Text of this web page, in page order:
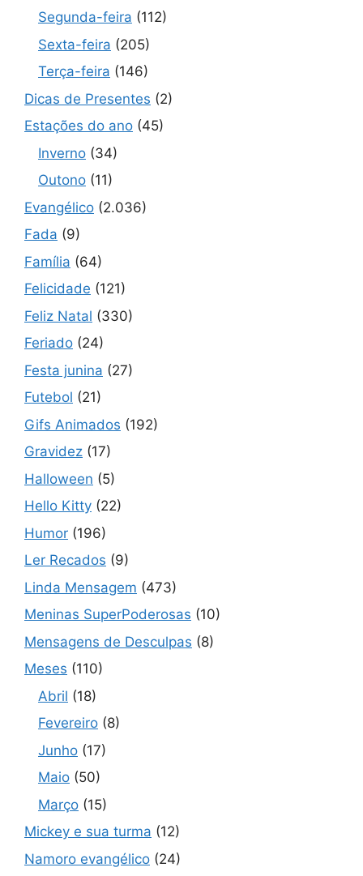
Segunda-feira (112)
Sexta-feira (205)
Terça-feira (146)
Dicas de Presentes (2)
Estações do ano (45)
Inverno (34)
Outono (11)
Evangélico (2.036)
Fada (9)
Família (64)
Felicidade (121)
Feliz Natal (330)
Feriado (24)
Festa junina (27)
Futebol (21)
Gifs Animados (192)
Gravidez (17)
Halloween (5)
Hello Kitty (22)
Humor (196)
Ler Recados (9)
Linda Mensagem (473)
Meninas SuperPoderosas (10)
Mensagens de Desculpas (8)
Meses (110)
Abril (18)
Fevereiro (8)
Junho (17)
Maio (50)
Março (15)
Mickey e sua turma (12)
Namoro evangélico (24)